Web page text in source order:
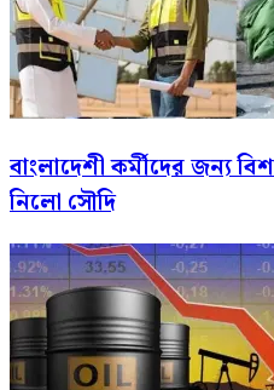
বাংলাদেশী কর্মীদের জন্য
নিলো সৌদি